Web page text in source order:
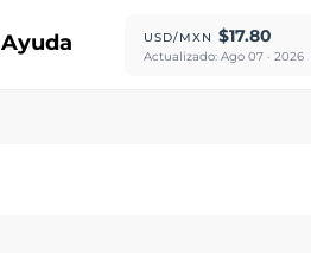
Ayuda USD/MXN $17.80
Actualizado: Ago 07 · 2026